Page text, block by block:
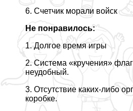
6. Счетчик морали войск
Не понравилось:
1. Долгое время игры
2. Система «кручения»
неудобный.
3. Отсутствие каких-либо
коробке.